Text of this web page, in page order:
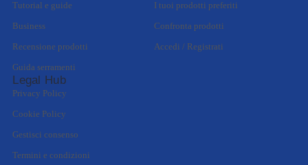
Tutorial e guide
Business
Recensione prodotti
Guida serramenti
I tuoi prodotti preferiti
Confronta prodotti
Accedi / Registrati
Legal Hub
Privacy Policy
Cookie Policy
Gestisci consenso
Termini e condizioni